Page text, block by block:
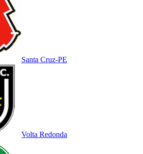
Santa Cruz-PE
Volta Redonda